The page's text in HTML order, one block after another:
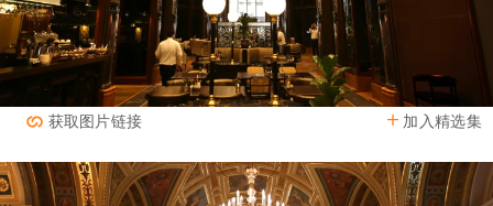
加入精选集
获取图片链接